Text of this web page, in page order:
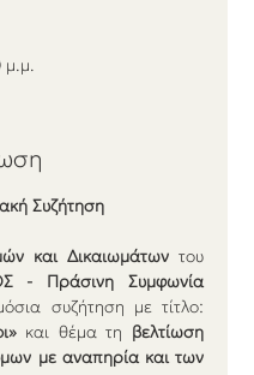
μ.μ.
Συζήτηση
και Δικαιωμάτων του
ΚΟΣΜΟΣ - Πράσινη Συμφωνία
και θέμα τη βελτίωση
με αναπηρία και των